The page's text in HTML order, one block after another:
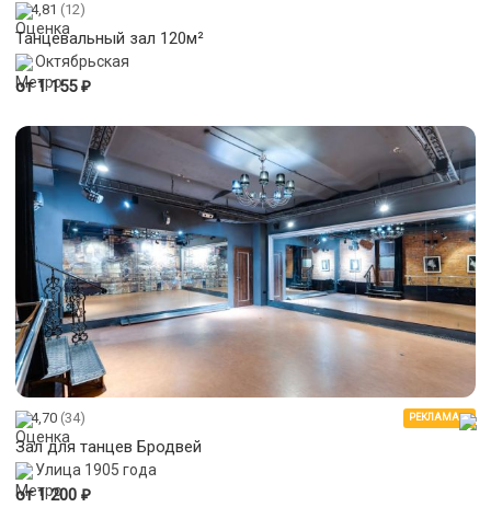
4,81 (12)
Танцевальный зал 120м²
Октябрьская
от 1 155₽
4,70 (34) РЕКЛАМА
Зал для танцев Бродвей
Улица 1905 года
от 1 200 ₽